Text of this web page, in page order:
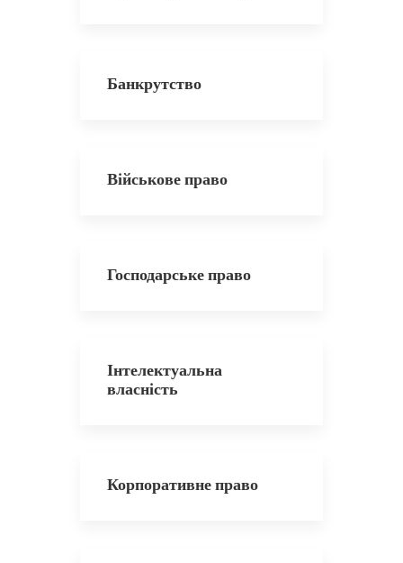
Банкрутство
Військове право
Господарське право
Інтелектуальна
власність
Корпоративне право